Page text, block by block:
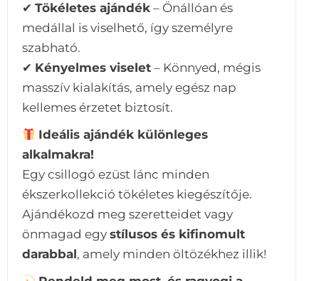
✔ Tökéletes ajándék – Önállóan és
medállal is viselhető, így személyre
szabható.
✔ Kényelmes viselet – Könnyed, mégis
masszív kialakítás, amely egész nap
kellemes érzetet biztosít.
Ideális ajándék különleges
alkalmakra!
Egy csillogó ezüst lánc minden
ékszerkollekció tökéletes kiegészítője.
Ajándékozd meg szeretteidet vagy
önmagad egy stílusos és kifinomult
darabbal, amely minden öltözékhez illik!